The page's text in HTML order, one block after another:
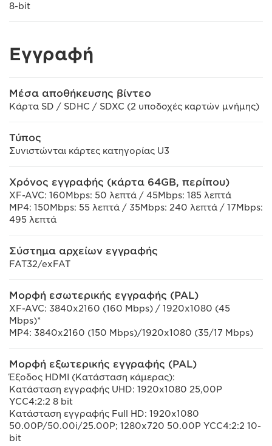
8-bit
Εγγραφή
Μέσα αποθήκευσης βίντεο
Κάρτα SD / SDHC / SDXC (2 υποδοχές καρτών μνήμης)
Τύπος
Συνιστώνται κάρτες κατηγορίας U3
Χρόνος εγγραφής (κάρτα 64GB, περίπου)
XF-AVC: 160Mbps: 50 λεπτά / 45Mbps: 185 λεπτά
MP4: 150Mbps: 55 λεπτά / 35Mbps: 240 λεπτά / 17Mbps:
495 λεπτά
Σύστημα αρχείων εγγραφής
FAT32/exFAT
Μορφή εσωτερικής εγγραφής (PAL)
XF-AVC: 3840x2160 (160 Mbps) / 1920x1080 (45
Mbps)*
MP4: 3840x2160 (150 Mbps)/1920x1080 (35/17 Mbps)
Μορφή εξωτερικής εγγραφής (PAL)
Έξοδος HDMI (Κατάσταση κάμερας):
Κατάσταση εγγραφής UHD: 1920x1080 25,00P
YCC4:2:2 8 bit
Κατάσταση εγγραφής Full HD: 1920x1080
50.00P/50.00i/25.00P; 1280x720 50.00P YCC4:2:2 10-
bit